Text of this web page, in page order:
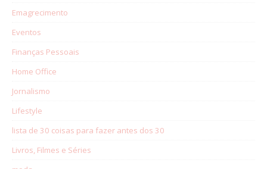
Emagrecimento
Eventos
Finanças Pessoais
Home Office
Jornalismo
Lifestyle
lista de 30 coisas para fazer antes dos 30
Livros, Filmes e Séries